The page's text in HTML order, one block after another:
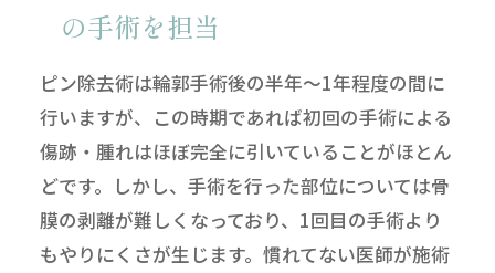
の手術を担当
ピン除去術は輪郭手術後の半年～1年程度の間に
行いますが、この時期であれば初回の手術による
傷跡・腫れはほぼ完全に引いていることがほとん
どです。しかし、手術を行った部位については骨
膜の剥離が難しくなっており、1回目の手術より
もやりにくさが生じます。慣れてない医師が施術